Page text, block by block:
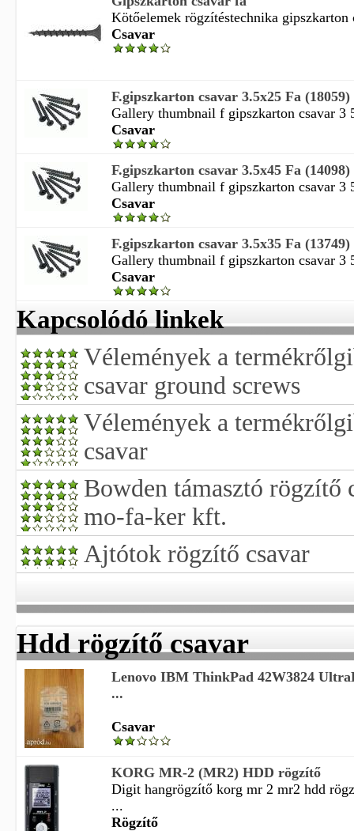
Kötőelemek rögzítéstechnika gipszkarton
Csavar
F.gipszkarton csavar 3.5x25 Fa (18059)
Gallery thumbnail f gipszkarton csavar 3
Csavar
F.gipszkarton csavar 3.5x45 Fa (14098)
Gallery thumbnail f gipszkarton csavar 3
Csavar
F.gipszkarton csavar 3.5x35 Fa (13749)
Gallery thumbnail f gipszkarton csavar 3
Csavar
Kapcsolódó linkek
Vélemények a
csavar ground screws
Vélemények a
csavar
Bowden támasztó rögzítő
mo-fa-ker kft.
Ajtótok rögzítő csavar
Hdd rögzítő csavar
Lenovo IBM ThinkPad 42W3824
...
Csavar
KORG MR-2 (MR2) HDD rögzítő
Digit hangrögzítő korg mr 2 mr2 hdd
...
Rögzítő